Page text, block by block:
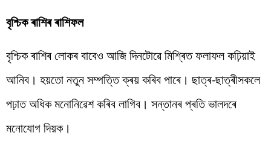
বৃশ্চিক ৰাশিৰ ৰাশিফল
বৃশ্চিক ৰাশিৰ লোকৰ বাবেও আজি দিনটোৱে মিশ্ৰিত ফলাফল কঢ়িয়াই
আনিব। হয়তো নতুন সম্পত্তি ক্ৰয় কৰিব পাৰে। ছাত্ৰ-ছাত্ৰীসকলে
পঢ়াত অধিক মনোনিৱেশ কৰিব লাগিব। সন্তানৰ প্ৰতি ভালদৰে
মনোযোগ দিয়ক।